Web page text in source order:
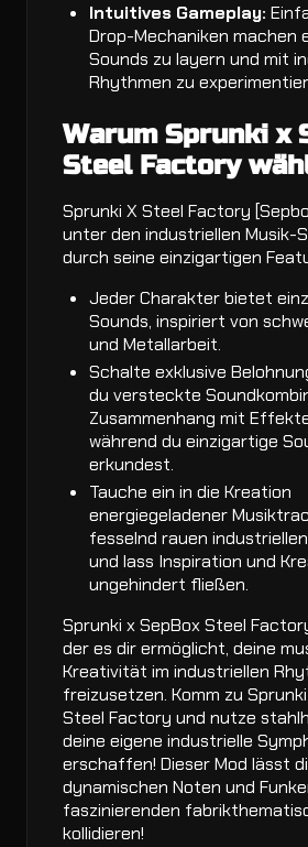
Intuitives Gameplay:
Drop-Mechaniken machen
Sounds zu layern und mit
Rhythmen zu
Warum Sprunki x
Steel Factory
Sprunki X Steel Factory
unter den industriellen Musik-
durch seine einzigartigen
Jeder Charakter bietet
Sounds, inspiriert von
und Metallarbeit.
Schalte exklusive
du versteckte
Zusammenhang mit
während du einzigartige
erkundest.
Tauche ein in die Kreation
energiegeladener
fesselnd rauen
und lass Inspiration und
ungehindert fließen.
Sprunki x SepBox Steel
der es dir ermöglicht, deine
Kreativität im industriellen
freizusetzen. Komm zu
Steel Factory und nutze
deine eigene industrielle
erschaffen! Dieser Mod lässt
dynamischen Noten und
faszinierenden
kollidieren!